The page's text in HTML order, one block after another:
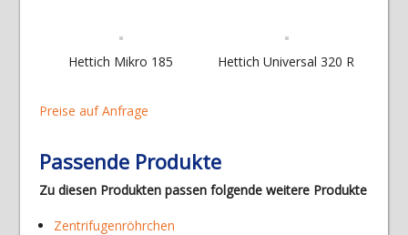
Hettich Mikro 185 Hettich Universal 320 R
Preise auf Anfrage
Passende Produkte
Zu diesen Produkten passen folgende weitere Produkte
Zentrifugenröhrchen